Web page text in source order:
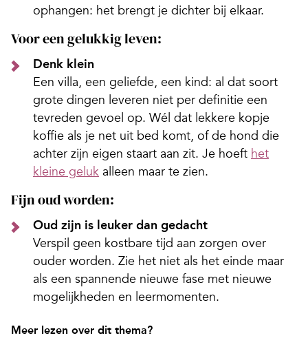
ophangen: het brengt je dichter bij elkaar.
Voor een gelukkig leven:
Denk klein
Een villa, een geliefde, een kind: al dat soort
grote dingen leveren niet per definitie een
tevreden gevoel op. Wél dat lekkere kopje
koffie als je net uit bed komt, of de hond die
achter zijn eigen staart aan zit. Je hoeft het
kleine geluk alleen maar te zien.
Fijn oud worden:
Oud zijn is leuker dan gedacht
Verspil geen kostbare tijd aan zorgen over
ouder worden. Zie het niet als het einde maar
als een spannende nieuwe fase met nieuwe
mogelijkheden en leermomenten.
Meer lezen over dit thema?